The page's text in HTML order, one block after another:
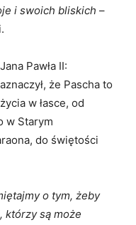
i swoich bliskich –
Pawła II:
że Pascha to
w łasce, od
w Starym
do świętości
o tym, żeby
którzy są może